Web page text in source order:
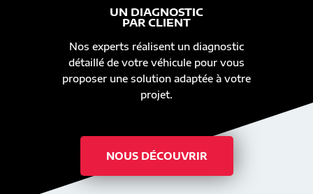
UN DIAGNOSTIC
PAR CLIENT
Nos experts réalisent un diagnostic
détaillé de votre véhicule pour vous
proposer une solution adaptée à votre
projet.
NOUS DÉCOUVRIR